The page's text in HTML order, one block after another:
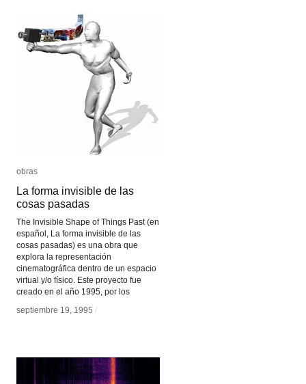
obras
La forma invisible de las
cosas pasadas
The Invisible Shape of Things Past (en
español, La forma invisible de las
cosas pasadas) es una obra que
explora la representación
cinematográfica dentro de un espacio
virtual y/o físico. Este proyecto fue
creado en el año 1995, por los
septiembre 19, 1995 /
obras
La forma invisible de las
cosas pasadas
septiembre 19, 1995 /